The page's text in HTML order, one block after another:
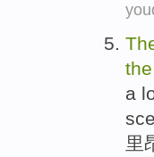
the
a
里